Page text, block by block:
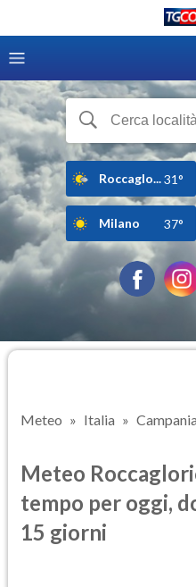
Roccaglo...31°
Milano 37°
Meteo Italia Campania
Meteo
tempo per oggi,
15 giorni